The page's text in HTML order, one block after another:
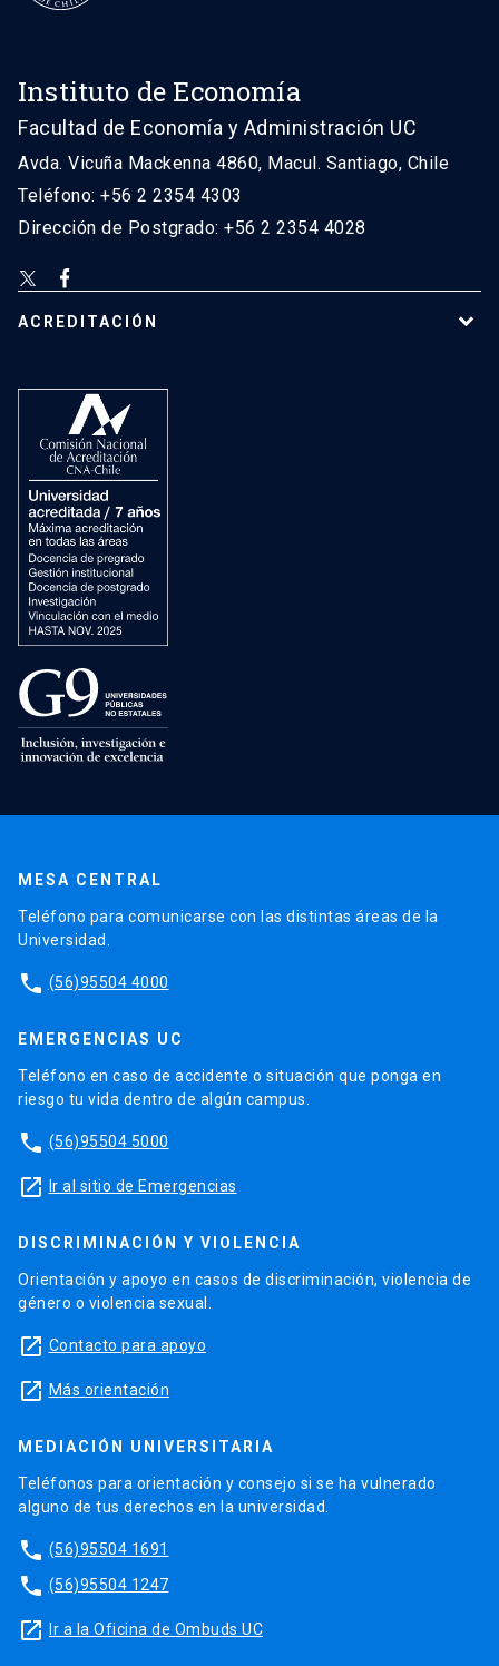
Instituto de Economía
Facultad de Economía y Administración UC
Avda. Vicuña Mackenna 4860, Macul. Santiago, Chile
Teléfono: +56 2 2354 4303
Dirección de Postgrado: +56 2 2354 4028
ACREDITACIÓN
MESA CENTRAL
Teléfono para comunicarse con las distintas áreas de la
Universidad.
phone (56)95504 4000
EMERGENCIAS UC
Teléfono en caso de accidente o situación que ponga en
riesgo tu vida dentro de algún campus.
phone (56)95504 5000
launch Ir al sitio de Emergencias
DISCRIMINACIÓN Y VIOLENCIA
Orientación y apoyo en casos de discriminación, violencia de
género o violencia sexual.
launch Contacto para apoyo
launch Más orientación
MEDIACIÓN UNIVERSITARIA
Teléfonos para orientación y consejo si se ha vulnerado
alguno de tus derechos en la universidad.
phone (56)95504 1691
phone (56)95504 1247
launch Ir a la Oficina de Ombuds UC